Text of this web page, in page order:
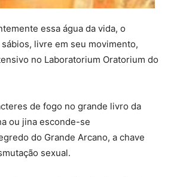
essa água da vida, o
livre em seu movimento,
no Laboratorium Oratorium do
de fogo no grande livro da
ou jina esconde-se
do Grande Arcano, a chave
sexual.